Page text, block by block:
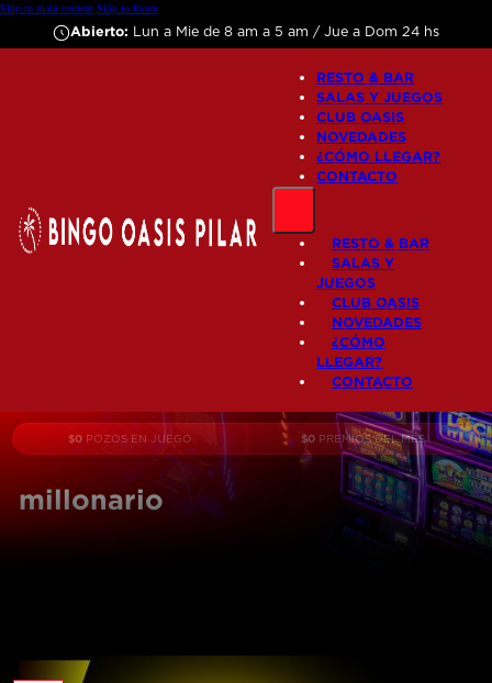
Skip to main content Skip to footer
Abierto: Lun a Mie de 8 am a 5 am / Jue a Dom 24 hs
RESTO & BAR
SALAS Y JUEGOS
CLUB OASIS
NOVEDADES
¿CÓMO LLEGAR?
CONTACTO
RESTO & BAR
SALAS Y
JUEGOS
CLUB OASIS
NOVEDADES
¿CÓMO
LLEGAR?
CONTACTO
$0POZOS EN JUEGO $0PREMIOS DEL MES
millonario